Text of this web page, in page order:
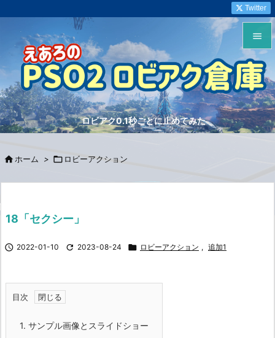
ロビアク0.1秒ごとに止めてみた


メニュ

サイド


Twitter
 ホーム >  ロビーアクション
18「セクシー」
 2022-01-10  2023-08-24  ロビーアクション , 追加1
目次
1. サンプル画像とスライドショー